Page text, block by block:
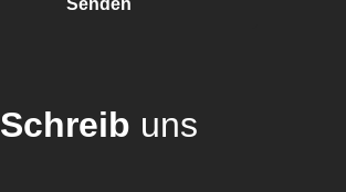
Schreib uns